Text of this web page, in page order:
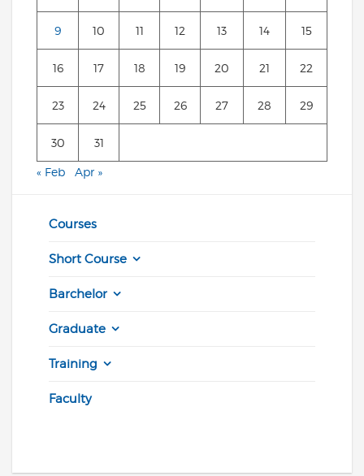
9 10 11 12 13 14 15
16 17 18 19 20 21 22
23 24 25 26 27 28 29
30 31
« Feb Apr »
Courses
Short Course
Barchelor
Graduate
Training
Faculty